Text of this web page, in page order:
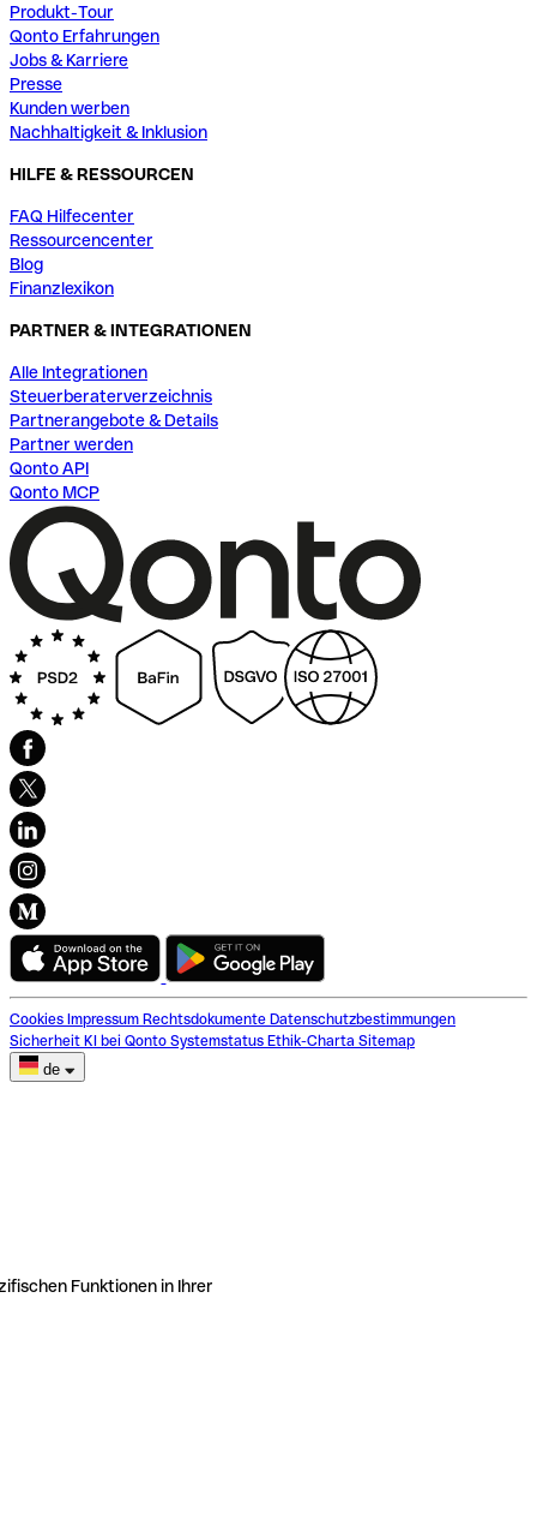
Produkt-Tour
Qonto Erfahrungen
Jobs & Karriere
Presse
Kunden werben
Nachhaltigkeit & Inklusion
HILFE & RESSOURCEN
FAQ Hilfecenter
Ressourcencenter
Blog
Finanzlexikon
PARTNER & INTEGRATIONEN
Alle Integrationen
Steuerberaterverzeichnis
Partnerangebote & Details
Partner werden
Qonto API
Qonto MCP
Cookies Impressum Rechtsdokumente Datenschutzbestimmungen
Sicherheit KI bei Qonto Systemstatus Ethik-Charta Sitemap
de
Funktionen in Ihrer